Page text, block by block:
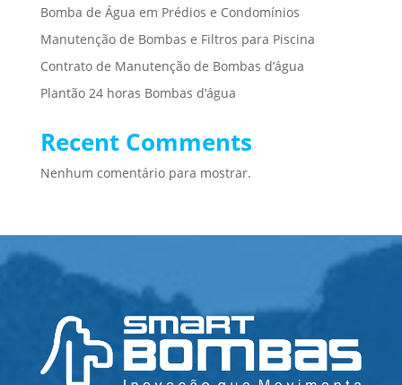
Bomba de Água em Prédios e Condomínios
Manutenção de Bombas e Filtros para Piscina
Contrato de Manutenção de Bombas d’água
Plantão 24 horas Bombas d’água
Recent Comments
Nenhum comentário para mostrar.